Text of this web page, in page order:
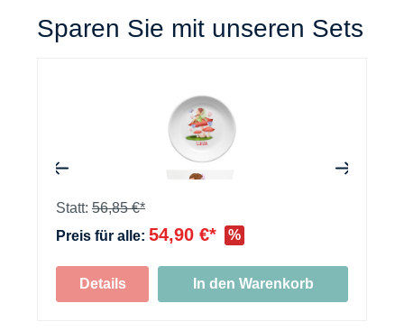
Sparen Sie mit unseren Sets
Statt: 56,85 €*
Preis für alle: 54,90 €* %
Details In den Warenkorb